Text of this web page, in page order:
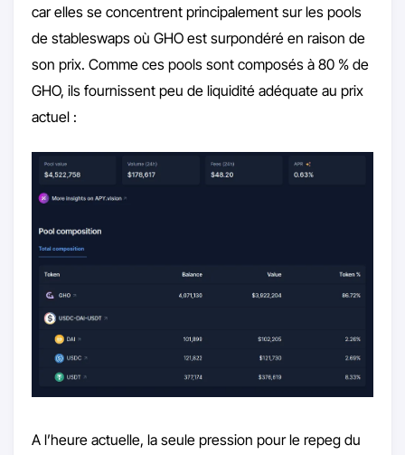
car elles se concentrent principalement sur les pools
de stableswaps où GHO est surpondéré en raison de
son prix. Comme ces pools sont composés à 80 % de
GHO, ils fournissent peu de liquidité adéquate au prix
actuel :
A l’heure actuelle, la seule pression pour le repeg du